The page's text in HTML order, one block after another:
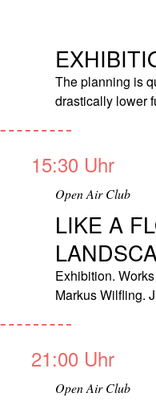
The planning is
drastically lower
15:30 Uhr
Open Air Club
LIKE A
Exhibition.
Markus Wilfling.
21:00 Uhr
Open Air Club